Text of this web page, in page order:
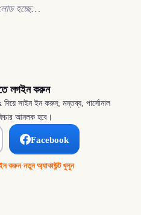
হচ্ছে…
লগইন করুন
সাইন ইন করুন; মন্তব্য, পার্সোনাল
আনলক হবে।
Facebook
করুন·নতুন অ্যাকাউন্ট খুলুন